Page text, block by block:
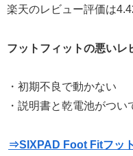
楽天のレビュー評価は
フットフィットの悪いレ
・初期不良で動かない
・説明書と乾電池がつい
⇒SIXPAD Foot Fitフッ